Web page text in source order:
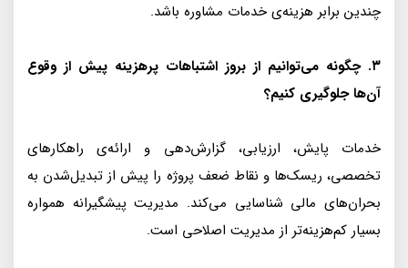
چندین برابر هزینه‌ی خدمات مشاوره باشد.
۳. چگونه می‌توانیم از بروز اشتباهات پرهزینه پیش از وقوع
آن‌ها جلوگیری کنیم؟
خدمات پایش، ارزیابی، گزارش‌دهی و ارائه‌ی راهکارهای
تخصصی، ریسک‌ها و نقاط ضعف پروژه را پیش از تبدیل‌شدن به
بحران‌های مالی شناسایی می‌کند. مدیریت پیشگیرانه همواره
بسیار کم‌هزینه‌تر از مدیریت اصلاحی است.